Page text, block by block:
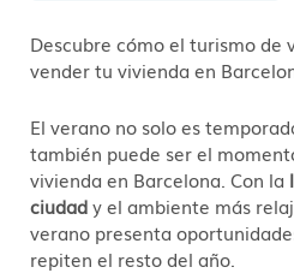
Descubre cómo el turismo de
vender tu vivienda en
El verano no solo es
también puede ser el
vivienda en Barcelona. Con la
ciudady el ambiente más
verano presenta
repiten el resto del año.